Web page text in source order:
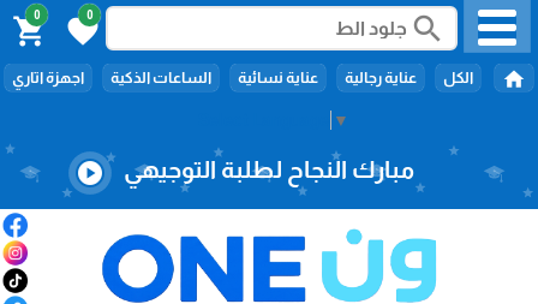
▼
search
0
favorite
0
shopping_cart
home الكل عناية رجالية عناية نسائية الساعات الذكية اجهزة اتاري
مبارك النجاح لطلبة التوجيهي play_circle